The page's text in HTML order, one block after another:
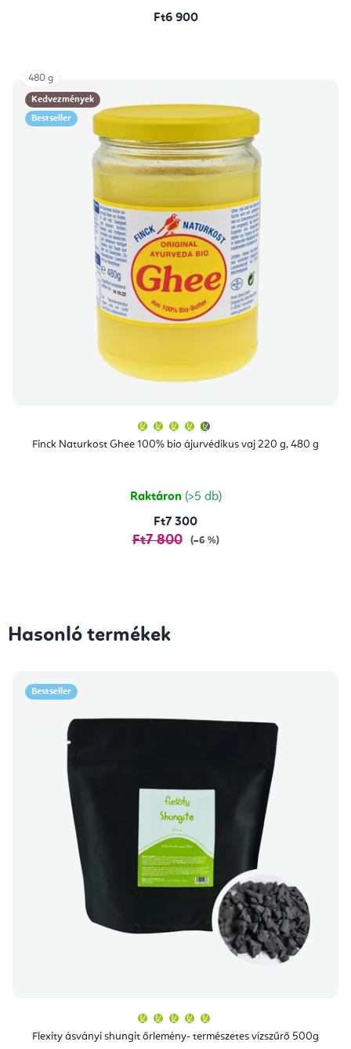
Ft6 900
Kedvezmények
Bestseller
Finck Naturkost Ghee 100% bio ájurvédikus vaj 220 g, 480 g
átlagos
értékelése
csillag.
Raktáron (>5 db)
Ft7 300
Ft7 800 (–6 %)
480 g
Hasonló termékek
Bestseller
Flexity ásványi shungit őrlemény- természetes vízszűrő 500g
átlagos
értékelése